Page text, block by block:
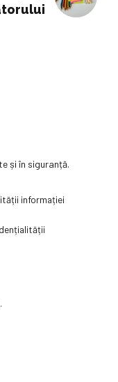
și în siguranță.
informației